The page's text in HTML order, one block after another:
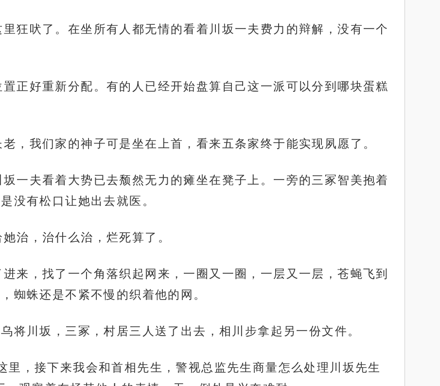
狂吠了。在坐所有人都无情的看着川坂一夫费力的辩解，没有一个
正好重新分配。有的人已经开始盘算自己这一派可以分到哪块蛋糕
，我们家的神子可是坐在上首，看来五条家终于能实现夙愿了。
一夫看着大势已去颓然无力的瘫坐在凳子上。一旁的三冢智美抱着
没有松口让她出去就医。
治，治什么治，烂死算了。
来，找了一个角落织起网来，一圈又一圈，一层又一层，苍蝇飞到
蜘蛛还是不紧不慢的织着他的网。
将川坂，三冢，村居三人送了出去，相川步拿起另一份文件。
里，接下来我会和首相先生，警视总监先生商量怎么处理川坂先生